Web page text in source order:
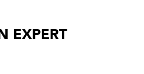
EXPERT